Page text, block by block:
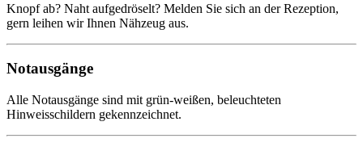
Knopf ab? Naht aufgedröselt? Melden Sie sich an der Rezeption,
gern leihen wir Ihnen Nähzeug aus.
Notausgänge
Alle Notausgänge sind mit grün-weißen, beleuchteten
Hinweisschildern gekennzeichnet.